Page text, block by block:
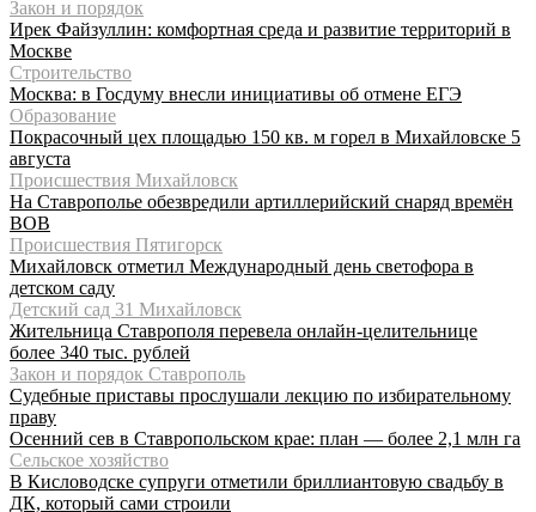
Закон и порядок
Ирек Файзуллин: комфортная среда и развитие территорий в
Москве
Строительство
Москва: в Госдуму внесли инициативы об отмене ЕГЭ
Образование
Покрасочный цех площадью 150 кв. м горел в Михайловске 5
августа
Происшествия Михайловск
На Ставрополье обезвредили артиллерийский снаряд времён
ВОВ
Происшествия Пятигорск
Михайловск отметил Международный день светофора в
детском саду
Детский сад 31 Михайловск
Жительница Ставрополя перевела онлайн-целительнице
более 340 тыс. рублей
Закон и порядок Ставрополь
Судебные приставы прослушали лекцию по избирательному
праву
Осенний сев в Ставропольском крае: план — более 2,1 млн га
Сельское хозяйство
В Кисловодске супруги отметили бриллиантовую свадьбу в
ДК, который сами строили